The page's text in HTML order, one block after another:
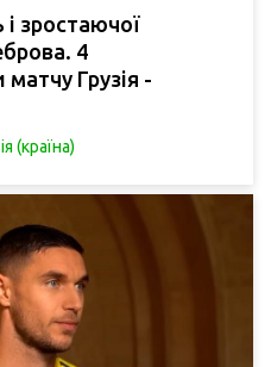
зростаючої
4
Грузія -
(країна)